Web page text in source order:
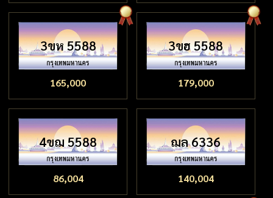
3ขห 5588
165,000
3ขฮ 5588
179,000
4ขฌ 5588
86,004
ฌล 6336
140,004